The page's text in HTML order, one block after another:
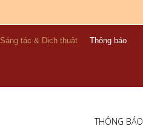
Sáng tác & Dịch thuật Thông báo
THÔNG BÁO